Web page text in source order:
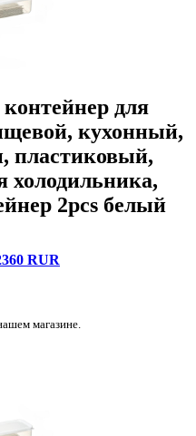
для
кухонный,
пластиковый,
холодильника,
2pcs белый
RUR
магазине.